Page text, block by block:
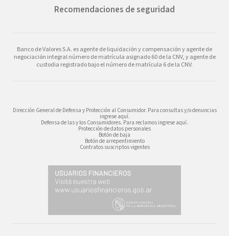
Recomendaciones de seguridad
Banco de Valores S.A. es agente de liquidación y compensación y agente de
negociación integral número de matrícula asignado 60 de la CNV, y agente de
custodia registrado bajo el número de matrícula 6 de la CNV.
Dirección General de Defensa y Protección al Consumidor. Para consultas y/o denuncias
ingrese aquí.
Defensa de las y los Consumidores. Para reclamos ingrese aquí.
Protección de datos personales
Botón de baja
Botón de arrepentimiento
Contratos suscriptos vigentes